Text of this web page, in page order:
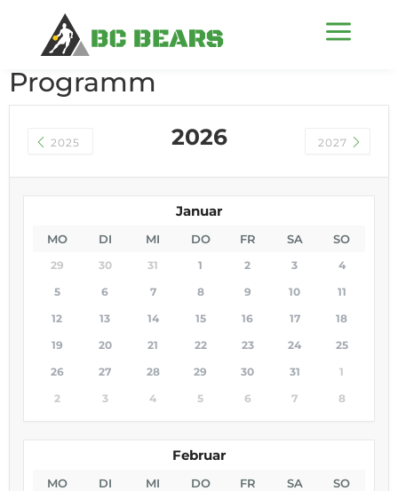
a
Programm
2025 2026 2027
Januar
MO DI MI DO FR SA SO
29 30 31 1 2 3
4
5
6 7 8 9 10
11
12
13 14 15 16 17
18
19
20 21 22 23 24
25
26
27 28 29 30 31
1
2
3 4 5 6 7 8
Februar
MO DI MI DO FR SA SO